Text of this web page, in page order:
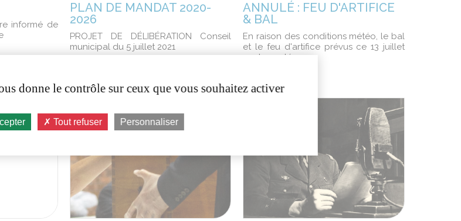
informé de
PLAN DE MANDAT 2020-
2026
PROJET DE DÉLIBÉRATION Conseil
municipal du 5 juillet 2021
ANNULÉ : FEU D'ARTIFICE
& BAL
En raison des conditions météo, le bal
et le feu d'artifice prévus ce 13 juillet
sont annulés.
donne le contrôle sur ceux que vous souhaitez activer
Tout refuser Personnaliser